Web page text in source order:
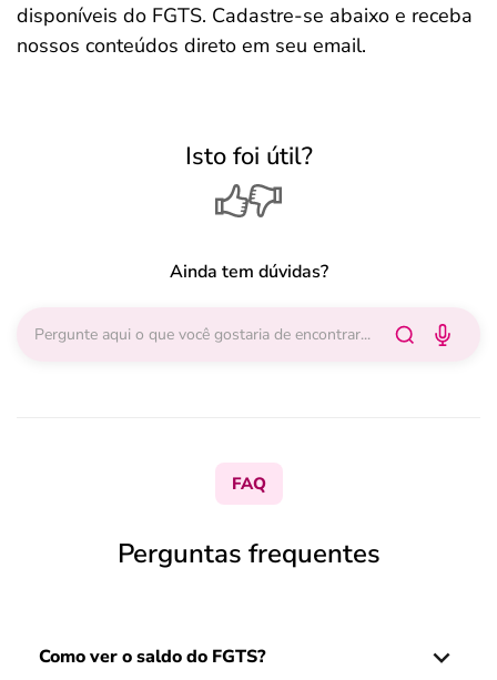
disponíveis do FGTS. Cadastre-se abaixo e receba
nossos conteúdos direto em seu email.
Isto foi útil?
Ainda tem dúvidas?
FAQ
Perguntas frequentes
Como ver o saldo do FGTS?